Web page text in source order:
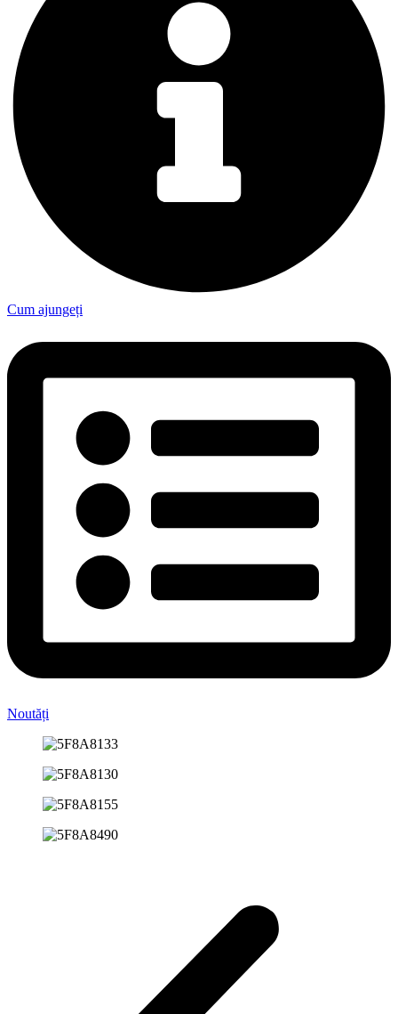
Cum ajungeți
Noutăți